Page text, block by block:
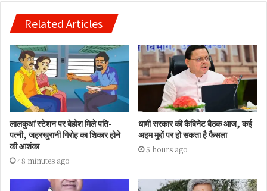
Related Articles
लालकुआं स्टेशन पर बेहोश मिले पति-
पत्नी, जहरखुरानी गिरोह का शिकार होने
की आशंका
48 minutes ago
धामी सरकार की कैबिनेट बैठक आज, कई
अहम मुद्दों पर हो सकता है फैसला
5 hours ago